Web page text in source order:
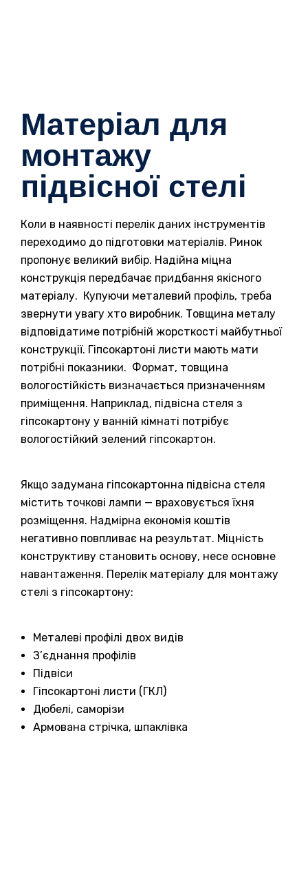
Матеріал для
монтажу
підвісної стелі
Коли в наявності перелік даних інструментів
переходимо до підготовки матеріалів. Ринок
пропонує великий вибір. Надійна міцна
конструкція передбачає придбання якісного
матеріалу. Купуючи металевий профіль, треба
звернути увагу хто виробник. Товщина металу
відповідатиме потрібній жорсткості майбутньої
конструкції. Гіпсокартоні листи мають мати
потрібні показники. Формат, товщина
вологостійкість визначається призначенням
приміщення. Наприклад, підвісна стеля з
гіпсокартону у ванній кімнаті потрібує
вологостійкий зелений гіпсокартон.
Якщо задумана гіпсокартонна підвісна стеля
містить точкові лампи — враховується їхня
розміщення. Надмірна економія коштів
негативно повпливає на результат. Міцність
конструктиву становить основу, несе основне
навантаження. Перелік матеріалу для монтажу
стелі з гіпсокартону:
Металеві профілі двох видів
З’єднання профілів
Підвіси
Гіпсокартоні листи (ГКЛ)
Дюбелі, саморізи
Армована стрічка, шпаклівка